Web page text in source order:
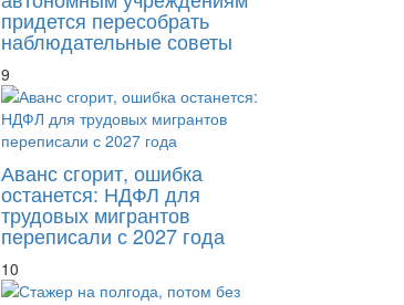
придется пересобрать
наблюдательные советы
9
Аванс сгорит, ошибка
останется: НДФЛ для
трудовых мигрантов
переписали с 2027 года
10